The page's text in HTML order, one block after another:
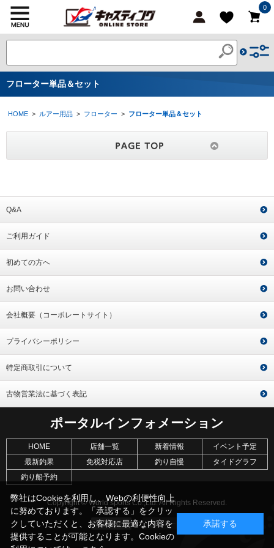
0
フローター単品＆セット
HOME > ルアー用品 > フローター > フローター単品＆セット
Q&A
ご利用ガイド
初めての方へ
お問い合わせ
会社概要（コーポレートサイト）
プライバシーポリシー
特定商取引について
古物営業法に基づく表記
ポータルインフォメーション
HOME 店舗一覧 新着情報
イベント予定
最新釣果
免税対応店 釣り自慢
タイドグラフ
釣り船予約
Copyright © World sports Co.,Ltd. All Rights Reserved.
弊社はCookieを利用し、Webの利便性向上
に努めております。「承認する」をクリッ
クしていただくと、お客様に最適な内容を
提供することが可能となります。Cookieの
承諾する